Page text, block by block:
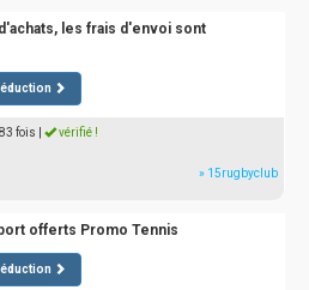
les frais d'envoi sont
fois vérifié !
» 15rugbyclub
offerts Promo Tennis